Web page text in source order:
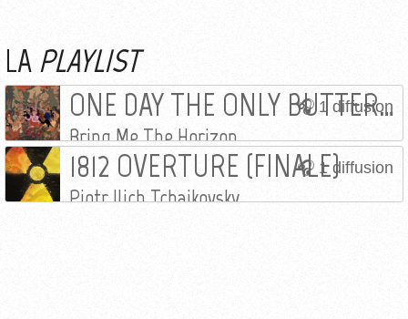
LA PLAYLIST
1 diffusion
ONE DAY THE ONLY BUTTERFLIES LEFT WILL BE IN YOUR CHEST AS YOU MARCH TOWARDS YOUR DEATH
Bring Me The Horizon
1 diffusion
1812 OVERTURE (FINALE)
Piotr Ilich Tchaikovsky